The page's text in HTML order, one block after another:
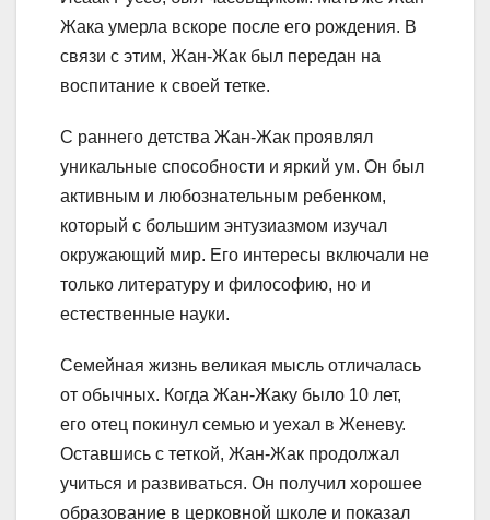
Жака умерла вскоре после его рождения. В
связи с этим, Жан-Жак был передан на
воспитание к своей тетке.
С раннего детства Жан-Жак проявлял
уникальные способности и яркий ум. Он был
активным и любознательным ребенком,
который с большим энтузиазмом изучал
окружающий мир. Его интересы включали не
только литературу и философию, но и
естественные науки.
Семейная жизнь великая мысль отличалась
от обычных. Когда Жан-Жаку было 10 лет,
его отец покинул семью и уехал в Женеву.
Оставшись с теткой, Жан-Жак продолжал
учиться и развиваться. Он получил хорошее
образование в церковной школе и показал